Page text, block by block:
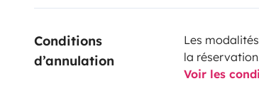
Conditions
d’annulation
Les
la
Voir les